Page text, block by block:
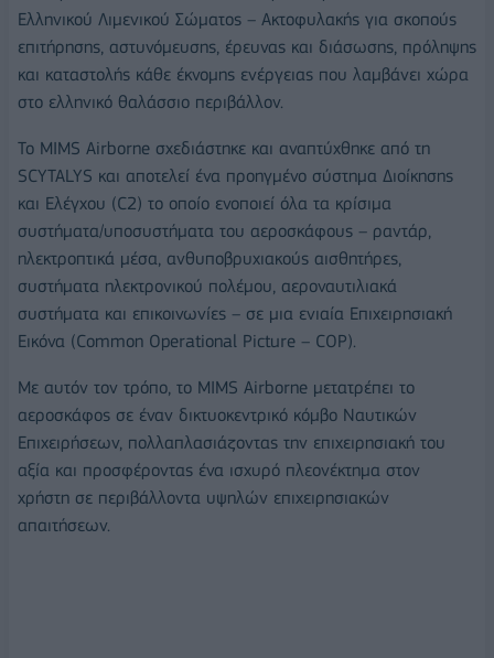
Ελληνικού Λιμενικού Σώματος – Ακτοφυλακής για σκοπούς
επιτήρησης, αστυνόμευσης, έρευνας και διάσωσης, πρόληψης
και καταστολής κάθε έκνομης ενέργειας που λαμβάνει χώρα
στο ελληνικό θαλάσσιο περιβάλλον.
Το MIMS Airborne σχεδιάστηκε και αναπτύχθηκε από τη
SCYTALYS και αποτελεί ένα προηγμένο σύστημα Διοίκησης
και Ελέγχου (C2) το οποίο ενοποιεί όλα τα κρίσιμα
συστήματα/υποσυστήματα του αεροσκάφους – ραντάρ,
ηλεκτροπτικά μέσα, ανθυποβρυχιακούς αισθητήρες,
συστήματα ηλεκτρονικού πολέμου, αεροναυτιλιακά
συστήματα και επικοινωνίες – σε μια ενιαία Επιχειρησιακή
Εικόνα (Common Operational Picture – COP).
Με αυτόν τον τρόπο, το MIMS Airborne μετατρέπει το
αεροσκάφος σε έναν δικτυοκεντρικό κόμβο Ναυτικών
Επιχειρήσεων, πολλαπλασιάζοντας την επιχειρησιακή του
αξία και προσφέροντας ένα ισχυρό πλεονέκτημα στον
χρήστη σε περιβάλλοντα υψηλών επιχειρησιακών
απαιτήσεων.